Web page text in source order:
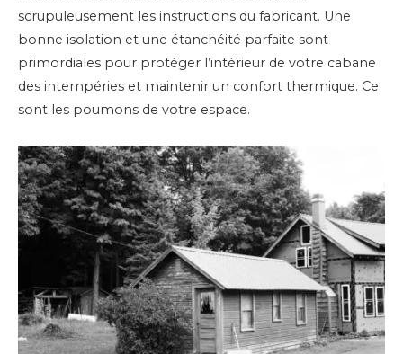
scrupuleusement les instructions du fabricant. Une
bonne isolation et une étanchéité parfaite sont
primordiales pour protéger l’intérieur de votre cabane
des intempéries et maintenir un confort thermique. Ce
sont les poumons de votre espace.